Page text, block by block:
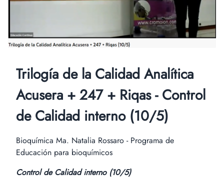
Trilogía de la Calidad Analítica
Acusera + 247 + Riqas - Control
de Calidad interno (10/5)
Bioquímica Ma. Natalia Rossaro - Programa de
Educación para bioquímicos
Control de Calidad interno (10/5)